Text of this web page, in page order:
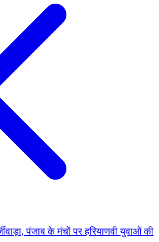
पंजाब के मंचों पर हरियाणवी युवाओं की